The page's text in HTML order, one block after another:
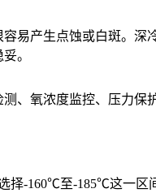
易产生点蚀或白斑。
。
、氧浓度监控、压力
-160℃至-185℃这一区